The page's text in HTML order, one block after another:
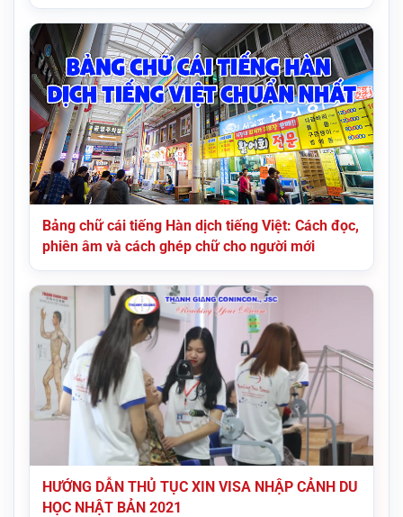
Bảng chữ cái tiếng Hàn dịch tiếng Việt: Cách đọc,
phiên âm và cách ghép chữ cho người mới
HƯỚNG DẪN THỦ TỤC XIN VISA NHẬP CẢNH DU
HỌC NHẬT BẢN 2021